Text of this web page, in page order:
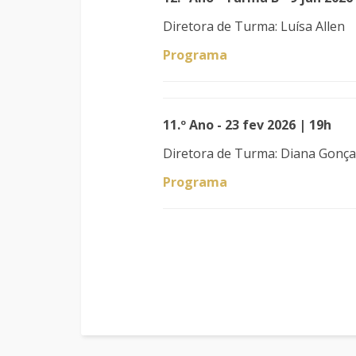
Diretora de Turma: Luísa Allen
Programa
11.º Ano - 23 fev 2026 | 19h
Diretora de Turma: Diana
Programa